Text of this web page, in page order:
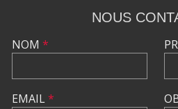
NOUS
NOM *
EMAIL*